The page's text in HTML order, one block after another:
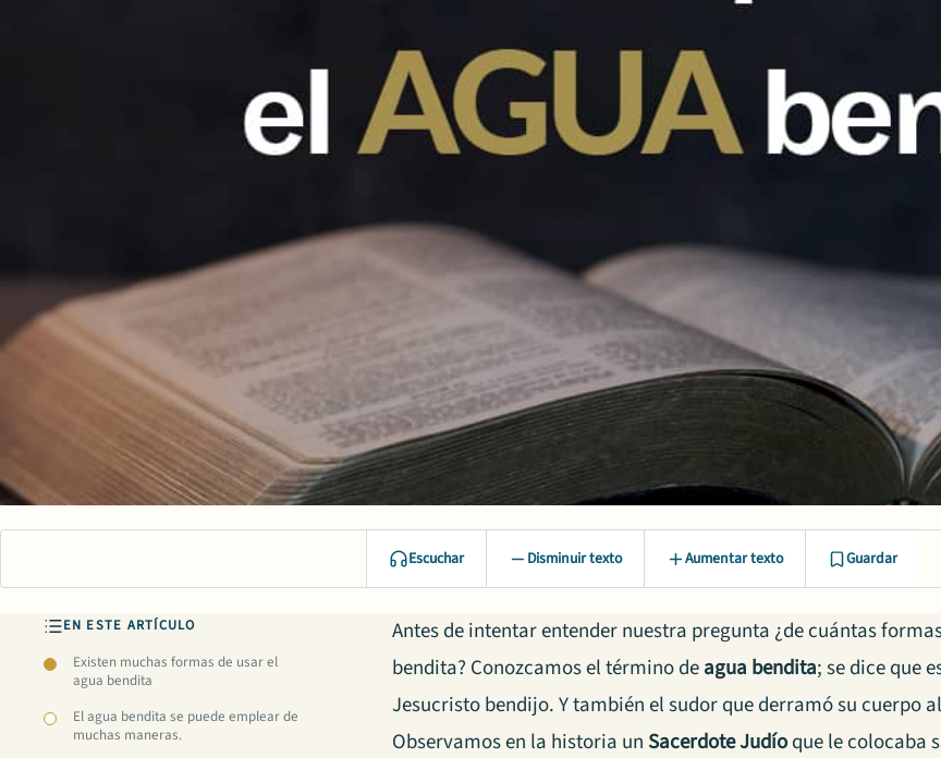
Escuchar Disminuir texto Aumentar texto Guardar
EN ESTE ARTÍCULO
Existen muchas formas de usar el
agua bendita
El agua bendita se puede emplear de
muchas maneras.
Antes de intentar entender nuestra pregunta ¿de cuántas
bendita? Conozcamos el término deagua bendita; se dice que
Jesucristo bendijo. Y también el sudor que derramó su cuerpo
Observamos en la historia un Sacerdote Judíoque le colocaba